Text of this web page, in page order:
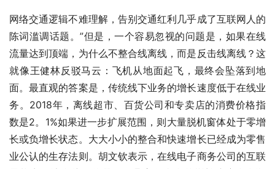
网络交通逻辑不难理解，告别交通红利几乎成了互联网人的
陈词滥调话题。”但是，一个容易忽视的问题是，如果在线
流量达到顶端，为什么不整合线离线，而是反击线离线？这
就像王健林反驳马云：飞机从地面起飞，最终会坠落到地
面。最直观的答案是，传统线下业务的增长速度低于在线业
务。2018年，离线超市、百货公司和专卖店的消费价格指
数是2。1%如果进一步扩展范围，则大量脱机窗体处于零增
长或负增长状态。大大小小的整合和快速增长已经成为零售
业公认的生存法则。胡文钦表示，在线电子商务公司的互联